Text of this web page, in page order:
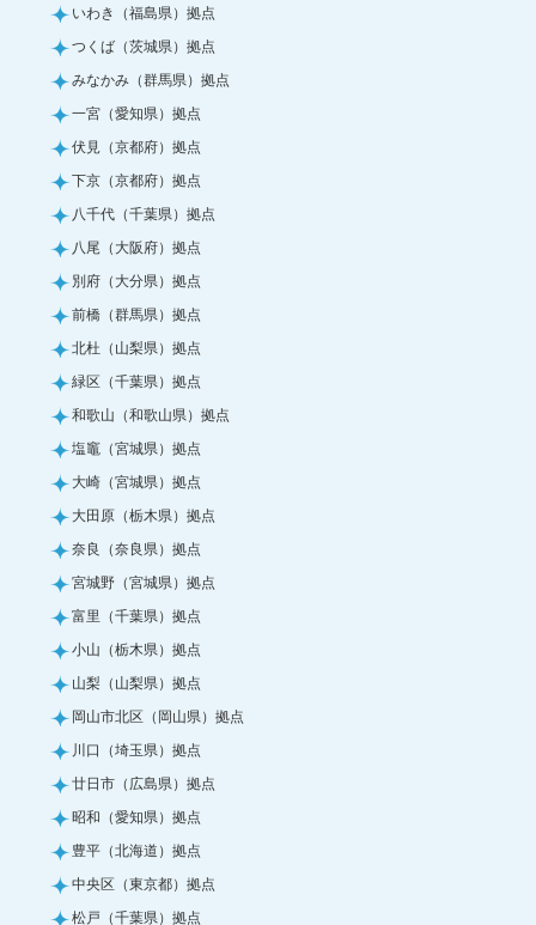
いわき（福島県）拠点
つくば（茨城県）拠点
みなかみ（群馬県）拠点
一宮（愛知県）拠点
伏見（京都府）拠点
下京（京都府）拠点
八千代（千葉県）拠点
八尾（大阪府）拠点
別府（大分県）拠点
前橋（群馬県）拠点
北杜（山梨県）拠点
緑区（千葉県）拠点
和歌山（和歌山県）拠点
塩竈（宮城県）拠点
大崎（宮城県）拠点
大田原（栃木県）拠点
奈良（奈良県）拠点
宮城野（宮城県）拠点
富里（千葉県）拠点
小山（栃木県）拠点
山梨（山梨県）拠点
岡山市北区（岡山県）拠点
川口（埼玉県）拠点
廿日市（広島県）拠点
昭和（愛知県）拠点
豊平（北海道）拠点
中央区（東京都）拠点
松戸（千葉県）拠点